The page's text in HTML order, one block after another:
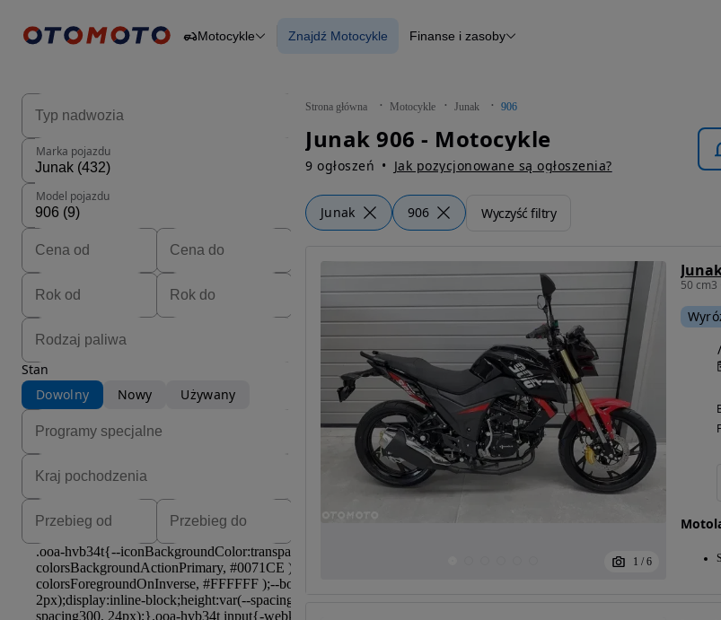
Osobowe
Motocykle Znajdź Motocykle Finanse i zasoby
Strona główna Motocykle Junak 906
Junak 906 - Motocykle
9 ogłoszeń Jak pozycjonowane są ogłoszenia?
Junak 906 Wyczyść filtry
Marka pojazdu
Model pojazdu
Stan
Dowolny
Nowy Używany
1 / 6